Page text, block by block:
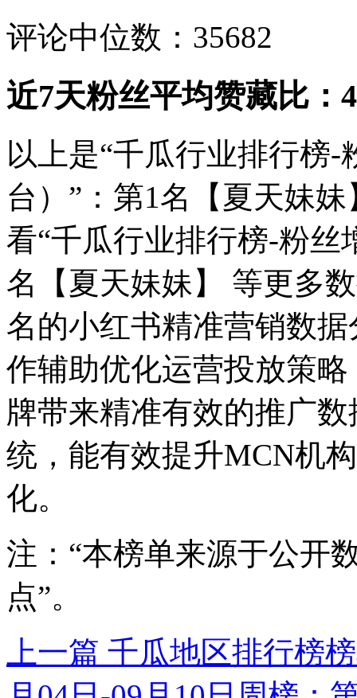
评论中位数：35682
近7天粉丝平均赞藏比：
以上是“千瓜行业排行榜
台）”：第1名【夏天妹
看“千瓜行业排行榜-粉丝
名【夏天妹妹】 等更多
名的小红书精准营销数
作辅助优化运营投放策
牌带来精准有效的推广
统，能有效提升MCN机
化。
注：“本榜单来源于公开
点”。
上一篇 千瓜地区排行榜